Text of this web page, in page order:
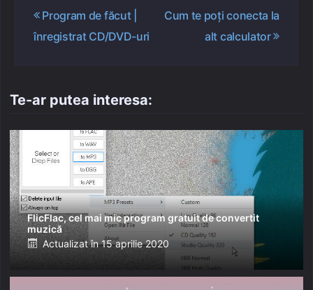
Navigare
articole
Program de făcut |
înregistrat CD/DVD-uri
Cum te poți conecta la
alt calculator
Te-ar putea interesa:
FlicFlac, cel mai mic program gratuit de convertit
muzică
Posted
on
Actualizat în 15 aprilie 2020